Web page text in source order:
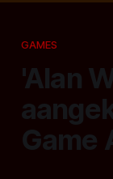
GAMES
'Alan
Game